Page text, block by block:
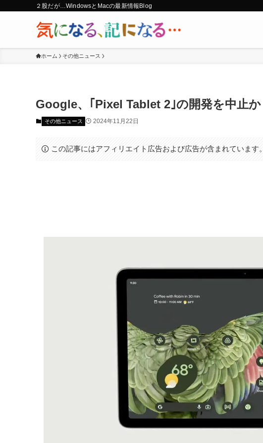
２股だが…WindowsとMacの最新情報Blog
ホーム その他ニュース
Google、｢Pixel Tablet 2｣の開発を中止か
その他ニュース 2024年11月22日
この記事にはアフィリエイト広告および広告が含まれています。